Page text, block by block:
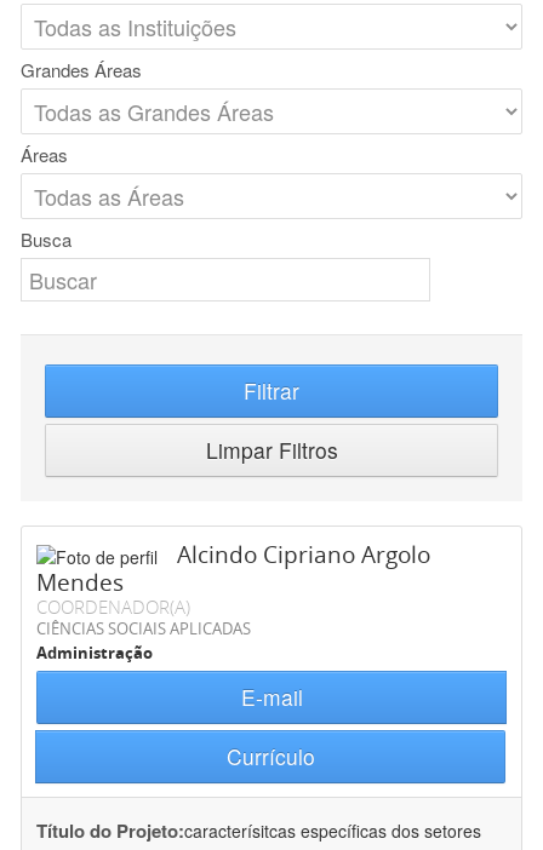
Grandes Áreas
Áreas
Busca
Filtrar
Limpar Filtros
Alcindo Cipriano Argolo
Mendes
COORDENADOR(A)
CIÊNCIAS SOCIAIS APLICADAS
Administração
E-mail
Currículo
Título do Projeto:caracterísitcas específicas dos setores